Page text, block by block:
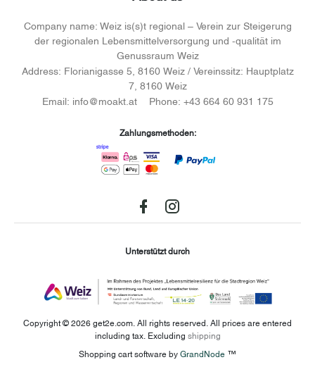
Company name: Weiz is(s)t regional – Verein zur Steigerung
der regionalen Lebensmittelversorgung und -qualität im
Genussraum Weiz
Address: Florianigasse 5, 8160 Weiz / Vereinssitz: Hauptplatz
7, 8160 Weiz
Email: info@moakt.at Phone: +43 664 60 931 175
Zahlungsmethoden:
Unterstützt durch
Copyright © 2026 get2e.com. All rights reserved. All prices are entered
including tax. Excluding shipping
Shopping cart software byGrandNode ™